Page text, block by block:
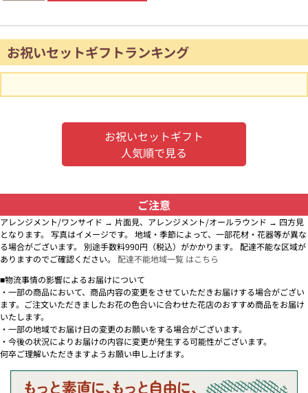
お祝いセットギフトランキング
お祝いセットギフト
人気順で見る
ご注意
アレンジメント/ワンサイド → 片面見、アレンジメント/オールラウンド → 四方見
となります。 写真はイメージです。 地域・季節によって、一部花材・花器等が異な
る場合がございます。 別途手数料990円（税込）がかかります。 配達不能な区域が
ありますのでご確認ください。 配達不能地域一覧 はこちら
■物流事情の影響によるお届けについて
・一部の商品において、商品内容の変更をさせていただきお届けする場合がござい
ます。ご注文いただきましたお花の色合いに合わせた花店のおすすめ商品をお届け
いたします。
・一部の地域でお届け日の変更のお願いをする場合がございます。
・今後の状況によりお届けの内容に変更が発生する可能性がございます。
何卒ご理解いただきますようお願い申し上げます。